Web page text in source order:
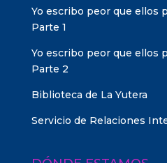
Yo escribo peor que ellos
Parte 1
Yo escribo peor que ellos
Parte 2
Biblioteca de La Yutera
Servicio de Relaciones